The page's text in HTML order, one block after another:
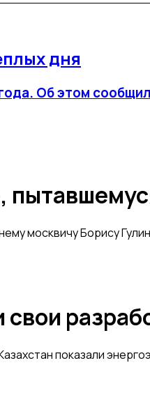
дня
Об этом
москвичу Борису
свои
показали